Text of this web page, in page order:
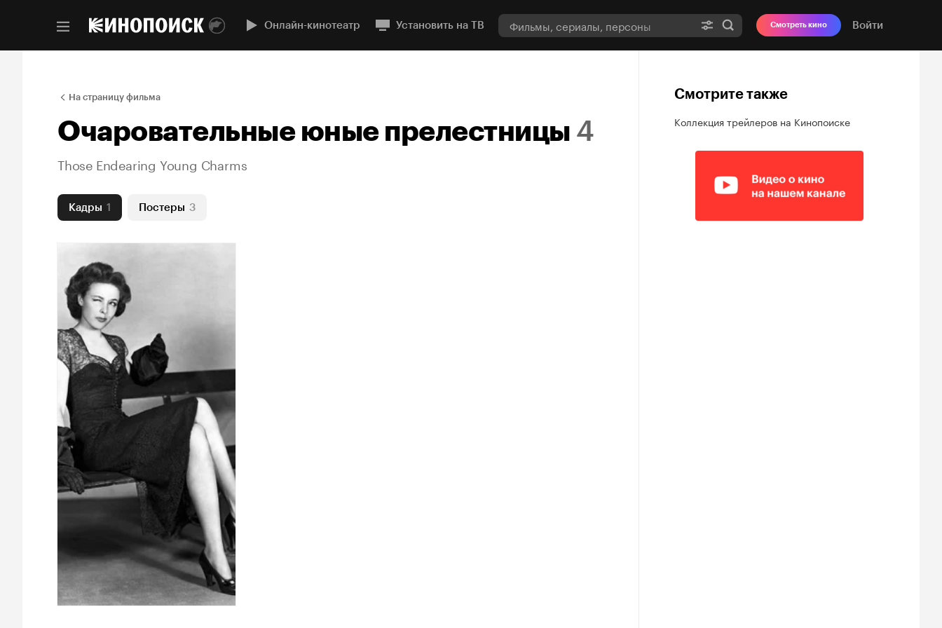
Онлайн-кинотеатр Установить на ТВ Смотреть кино Войти
На страницу фильма
Очаровательные юные прелестницы 4
Those Endearing Young Charms
Кадры 1 Постеры 3
Смотрите также
Коллекция трейлеров на Кинопоиске